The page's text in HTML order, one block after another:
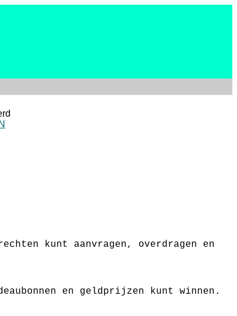
kunt aanvragen, overdragen en
en geldprijzen kunt winnen.